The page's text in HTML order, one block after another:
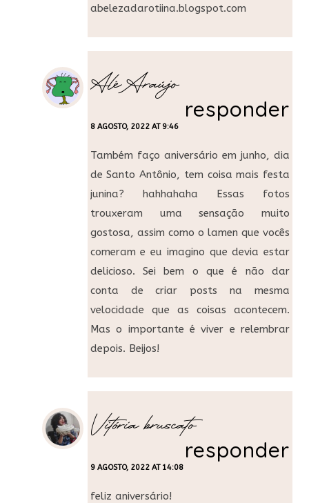
abelezadarotiina.blogspot.com
Alê Araújo
8 AGOSTO, 2022 AT 9:46
responder
Também faço aniversário em junho, dia
de Santo Antônio, tem coisa mais festa
junina? hahhahaha Essas fotos
trouxeram uma sensação muito
gostosa, assim como o lamen que vocês
comeram e eu imagino que devia estar
delicioso. Sei bem o que é não dar
conta de criar posts na mesma
velocidade que as coisas acontecem.
Mas o importante é viver e relembrar
depois. Beijos!
Vitória bruscato
9 AGOSTO, 2022 AT 14:08
responder
feliz aniversário!